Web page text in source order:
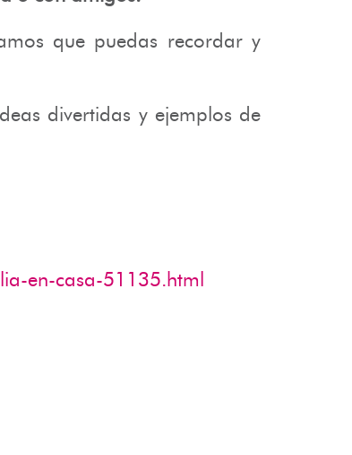
que puedas recordar y
divertidas y ejemplos de
en-casa-51135.html